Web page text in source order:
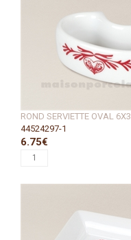
ROND SERVIETTE OVAL 6X3
44524297-1
6.75€